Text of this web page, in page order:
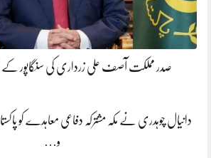
صدر مملکت آصف علی زرداری کی سنگاپور کے
دانیال چوہدری نے مکہ مشترکہ دفاعی معاہدے کو
و…